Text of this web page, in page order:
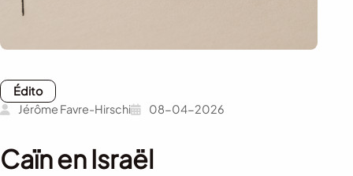
Édito
Jérôme Favre-Hirschi
08-04-2026
Caïn en Israël